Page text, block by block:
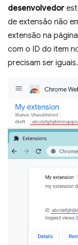
desenvolvedor
de extensão não
extensão na
com o ID do item
precisam ser iguais.